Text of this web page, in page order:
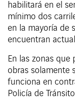
habilitará en el
mínimo dos
en la mayoría de
encuentran
En las zonas
obras solamente
funciona en
Policía de